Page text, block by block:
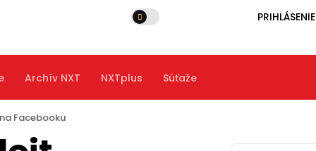
PRIHLÁSENIE
Archív NXT NXTplus Súťaže
Facebooku